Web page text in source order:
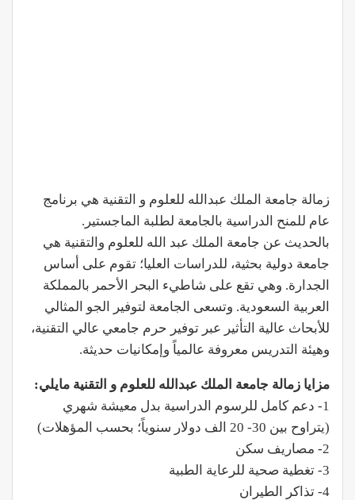
زمالة جامعة الملك عبدالله للعلوم و التقنية هي برنامج
عام للمنح الدراسية بالجامعة لطلبة الماجستير.
بالحديث عن جامعة الملك عبد الله للعلوم والتقنية هي
جامعة دولية بحثية، للدراسات العليا؛ تقوم على أساس
الجدارة. وهي تقع على شاطيء البحر الأحمر بالمملكة
العربية السعودية. وتسعى الجامعة لتوفير الجو المثالي
للأبحاث عالية التأثير عبر توفير حرم جامعي عالي التقنية،
وهيئة التدريس معروفة عالمياً وإمكانيات حديثة.
مزايا زمالة جامعة الملك عبدالله للعلوم و التقنية مايلي:‏
1- دعم كامل للرسوم الدراسية بدل معيشة شهري
(يتراوح بين 30- 20 الف دولار سنوياً؛ بحسب المؤهلات)
2- مصاريف سكن
3- تغطية صحية للرعاية الطبية
4- تذاكر الطيران